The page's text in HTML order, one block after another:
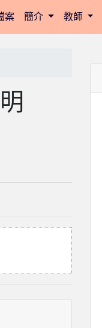
案 簡介 教師